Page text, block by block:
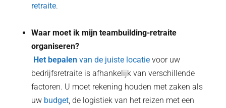
retraite.
Waar moet ik mijn teambuilding-retraite
organiseren?
‍ Het bepalen van de juiste locatie voor uw
bedrijfsretraite is afhankelijk van verschillende
factoren. U moet rekening houden met zaken als
uw budget, de logistiek van het reizen met een